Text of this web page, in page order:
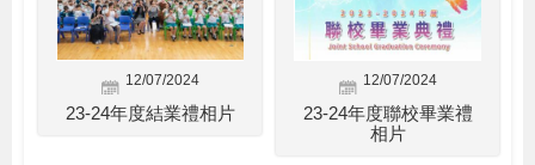
12/07/2024
23-24年度結業禮相片
12/07/2024
23-24年度聯校畢業禮
相片